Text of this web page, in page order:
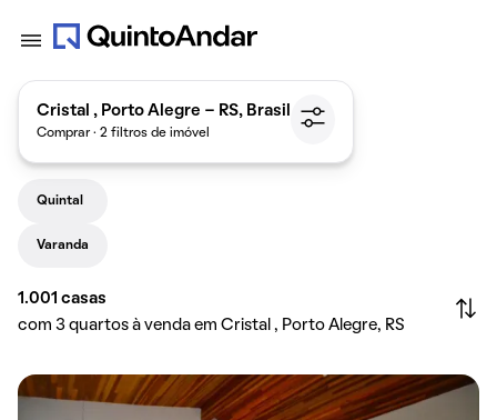
Cristal , Porto Alegre - RS, Brasil
Comprar · 2 filtros de imóvel
Quintal
Varanda
1.001 casas
com 3 quartos à venda em Cristal , Porto Alegre, RS